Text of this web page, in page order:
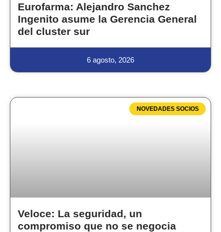
Eurofarma: Alejandro Sanchez
Ingenito asume la Gerencia General
del cluster sur
6 agosto, 2026
NOVEDADES SOCIOS
Veloce: La seguridad, un
compromiso que no se negocia